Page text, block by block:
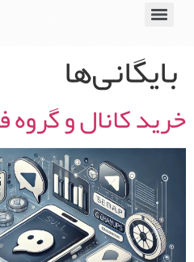
بایگانی‌ها
خرید کانال و گروه